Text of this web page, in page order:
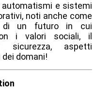
e sistemi
noti anche come
di un futuro in cui
i valori sociali, il
aspetti
domani!